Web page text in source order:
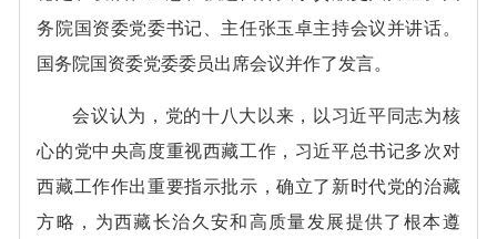
务院国资委党委书记、主任张玉卓主持会议并讲话。
国务院国资委党委委员出席会议并作了发言。
会议认为，党的十八大以来，以习近平同志为核
心的党中央高度重视西藏工作，习近平总书记多次对
西藏工作作出重要指示批示，确立了新时代党的治藏
方略，为西藏长治久安和高质量发展提供了根本遵